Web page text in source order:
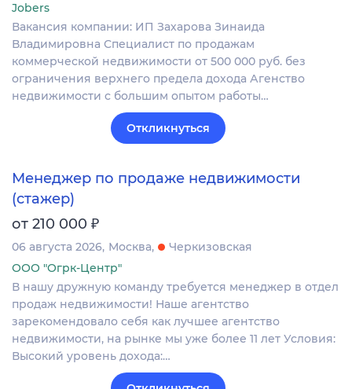
Jobers
Вакансия компании: ИП Захарова Зинаида
Владимировна Специалист по продажам
коммерческой недвижимости от 500 000 руб. без
ограничения верхнего предела дохода Агенство
недвижимости с большим опытом работы…
Откликнуться
Менеджер по продаже недвижимости
(стажер)
от 210 000 ₽
06 августа 2026 Москва
Черкизовская
ООО "Огрк-Центр"
В нашу дружную команду требуется менеджер в отдел
продаж недвижимости! Наше агентство
зарекомендовало себя как лучшее агентство
недвижимости, на рынке мы уже более 11 лет Условия:
Высокий уровень дохода:…